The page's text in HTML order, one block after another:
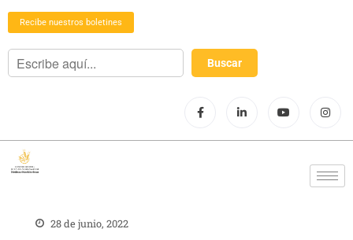
Recibe nuestros boletines
28 de junio, 2022